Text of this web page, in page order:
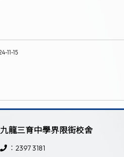
11-15
九龍三育中學界限街校舍
：2397 3181